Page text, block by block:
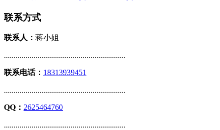
联系方式
联系人： 蒋小姐
..............................................................
联系电话： 18313939451
..............................................................
QQ： 2625464760
..............................................................